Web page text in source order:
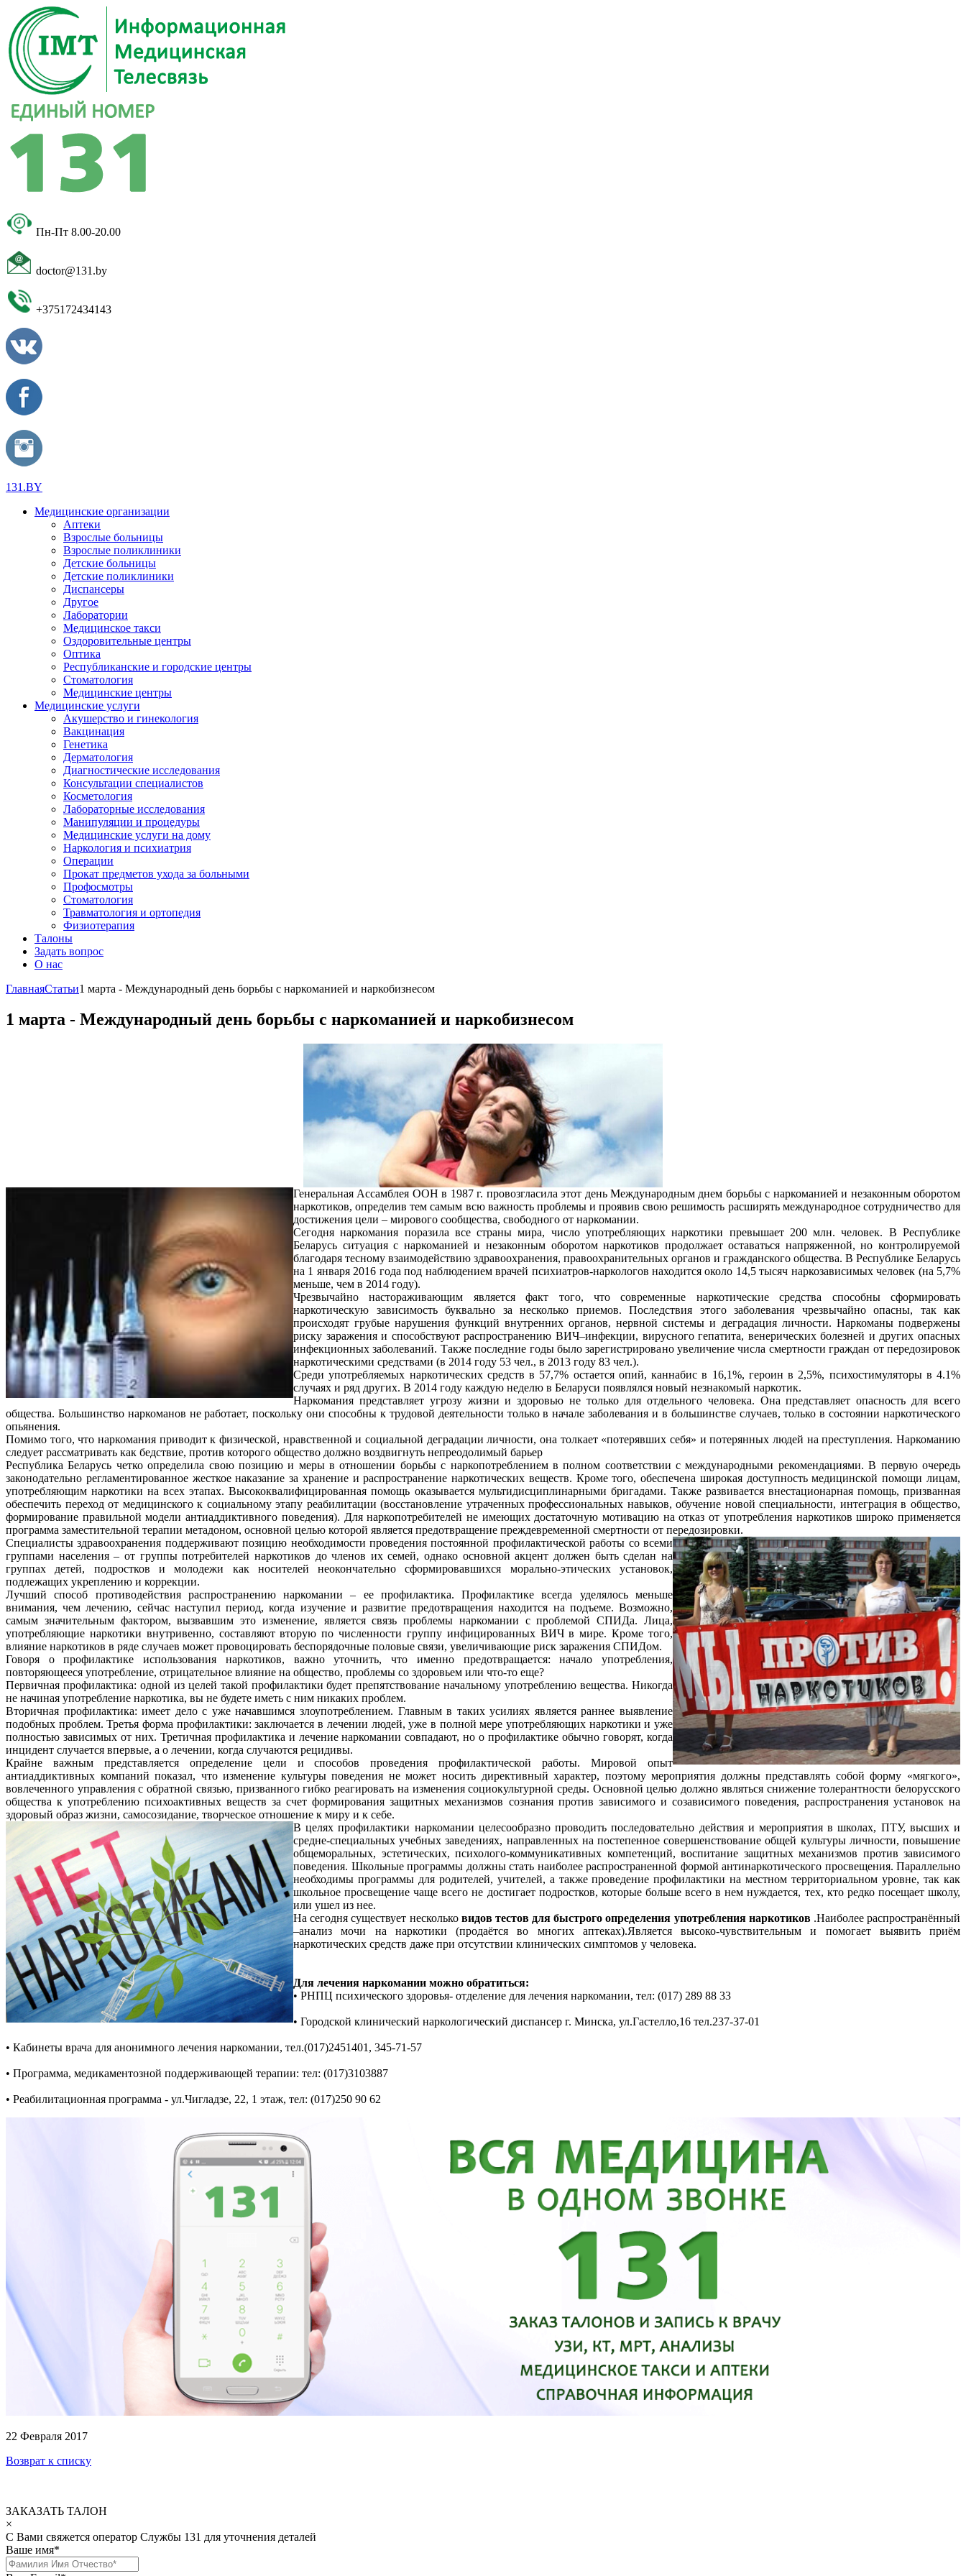
Пн-Пт 8.00-20.00
doctor@131.by
+375172434143
131.BY
Медицинские организации
Аптеки
Взрослые больницы
Взрослые поликлиники
Детские больницы
Детские поликлиники
Диспансеры
Другое
Лаборатории
Медицинское такси
Оздоровительные центры
Оптика
Республиканские и городские центры
Стоматология
Медицинские центры
Медицинские услуги
Акушерство и гинекология
Вакцинация
Генетика
Дерматология
Диагностические исследования
Консультации специалистов
Косметология
Лабораторные исследования
Манипуляции и процедуры
Медицинские услуги на дому
Наркология и психиатрия
Операции
Прокат предметов ухода за больными
Профосмотры
Стоматология
Травматология и ортопедия
Физиотерапия
Талоны
Задать вопрос
О нас
ГлавнаяСтатьи1 марта - Международный день борьбы с наркоманией и наркобизнесом
1 марта - Международный день борьбы с наркоманией и наркобизнесом
Генеральная Ассамблея ООН в 1987 г. провозгласила этот день Международным днем борьбы с наркоманией и незаконным оборотом
наркотиков, определив тем самым всю важность проблемы и проявив свою решимость расширять международное сотрудничество для
достижения цели – мирового сообщества, свободного от наркомании.
Сегодня наркомания поразила все страны мира, число употребляющих наркотики превышает 200 млн. человек. В Республике
Беларусь ситуация с наркоманией и незаконным оборотом наркотиков продолжает оставаться напряженной, но контролируемой
благодаря тесному взаимодействию здравоохранения, правоохранительных органов и гражданского общества. В Республике Беларусь
на 1 января 2016 года под наблюдением врачей психиатров-наркологов находится около 14,5 тысяч наркозависимых человек (на 5,7%
меньше, чем в 2014 году).
Чрезвычайно настораживающим является факт того, что современные наркотические средства способны сформировать
наркотическую зависимость буквально за несколько приемов. Последствия этого заболевания чрезвычайно опасны, так как
происходят грубые нарушения функций внутренних органов, нервной системы и деградация личности. Наркоманы подвержены
риску заражения и способствуют распространению ВИЧ–инфекции, вирусного гепатита, венерических болезней и других опасных
инфекционных заболеваний. Также последние годы было зарегистрировано увеличение числа смертности граждан от передозировок
наркотическими средствами (в 2014 году 53 чел., в 2013 году 83 чел.).
Среди употребляемых наркотических средств в 57,7% остается опий, каннабис в 16,1%, героин в 2,5%, психостимуляторы в 4.1%
случаях и ряд других. В 2014 году каждую неделю в Беларуси появлялся новый незнакомый наркотик.
Наркомания представляет угрозу жизни и здоровью не только для отдельного человека. Она представляет опасность для всего
общества. Большинство наркоманов не работает, поскольку они способны к трудовой деятельности только в начале заболевания и в большинстве случаев, только в состоянии наркотического
опьянения.
Помимо того, что наркомания приводит к физической, нравственной и социальной деградации личности, она толкает «потерявших себя» и потерянных людей на преступления. Наркоманию
следует рассматривать как бедствие, против которого общество должно воздвигнуть непреодолимый барьер
Республика Беларусь четко определила свою позицию и меры в отношении борьбы с наркопотреблением в полном соответствии с международными рекомендациями. В первую очередь
законодательно регламентированное жесткое наказание за хранение и распространение наркотических веществ. Кроме того, обеспечена широкая доступность медицинской помощи лицам,
употребляющим наркотики на всех этапах. Высококвалифицированная помощь оказывается мультидисциплинарными бригадами. Также развивается внестационарная помощь, призванная
обеспечить переход от медицинского к социальному этапу реабилитации (восстановление утраченных профессиональных навыков, обучение новой специальности, интеграция в общество,
формирование правильной модели антиаддиктивного поведения). Для наркопотребителей не имеющих достаточную мотивацию на отказ от употребления наркотиков широко применяется
программа заместительной терапии метадоном, основной целью которой является предотвращение преждевременной смертности от передозировки.
Специалисты здравоохранения поддерживают позицию необходимости проведения постоянной профилактической работы со всеми
группами населения – от группы потребителей наркотиков до членов их семей, однако основной акцент должен быть сделан на
группах детей, подростков и молодежи как носителей неокончательно сформировавшихся морально-этических установок,
подлежащих укреплению и коррекции.
Лучший способ противодействия распространению наркомании – ее профилактика. Профилактике всегда уделялось меньше
внимания, чем лечению, сейчас наступил период, когда изучение и развитие предотвращения находится на подъеме. Возможно,
самым значительным фактором, вызвавшим это изменение, является связь проблемы наркомании с проблемой СПИДа. Лица,
употребляющие наркотики внутривенно, составляют вторую по численности группу инфицированных ВИЧ в мире. Кроме того,
влияние наркотиков в ряде случаев может провоцировать беспорядочные половые связи, увеличивающие риск заражения СПИДом.
Говоря о профилактике использования наркотиков, важно уточнить, что именно предотвращается: начало употребления,
повторяющееся употребление, отрицательное влияние на общество, проблемы со здоровьем или что-то еще?
Первичная профилактика: одной из целей такой профилактики будет препятствование начальному употреблению вещества. Никогда
не начиная употребление наркотика, вы не будете иметь с ним никаких проблем.
Вторичная профилактика: имеет дело с уже начавшимся злоупотреблением. Главным в таких усилиях является раннее выявление
подобных проблем. Третья форма профилактики: заключается в лечении людей, уже в полной мере употребляющих наркотики и уже
полностью зависимых от них. Третичная профилактика и лечение наркомании совпадают, но о профилактике обычно говорят, когда
инцидент случается впервые, а о лечении, когда случаются рецидивы.
Крайне важным представляется определение цели и способов проведения профилактической работы. Мировой опыт
антиаддиктивных компаний показал, что изменение культуры поведения не может носить директивный характер, поэтому мероприятия должны представлять собой форму «мягкого»,
вовлеченного управления с обратной связью, призванного гибко реагировать на изменения социокультурной среды. Основной целью должно являться снижение толерантности белорусского
общества к употреблению психоактивных веществ за счет формирования защитных механизмов сознания против зависимого и созависимого поведения, распространения установок на
здоровый образ жизни, самосозидание, творческое отношение к миру и к себе.
В целях профилактики наркомании целесообразно проводить последовательно действия и мероприятия в школах, ПТУ, высших и
средне-специальных учебных заведениях, направленных на постепенное совершенствование общей культуры личности, повышение
общеморальных, эстетических, психолого-коммуникативных компетенций, воспитание защитных механизмов против зависимого
поведения. Школьные программы должны стать наиболее распространенной формой антинаркотического просвещения. Параллельно
необходимы программы для родителей, учителей, а также проведение профилактики на местном территориальном уровне, так как
школьное просвещение чаще всего не достигает подростков, которые больше всего в нем нуждается, тех, кто редко посещает школу,
или ушел из нее.
На сегодня существует несколько видов тестов для быстрого определения употребления наркотиков.Наиболее распространённый
–анализ мочи на наркотики (продаётся во многих аптеках).Является высоко-чувствительным и помогает выявить приём
наркотических средств даже при отсутствии клинических симптомов у человека.
Для лечения наркомании можно обратиться:
• РНПЦ психического здоровья- отделение для лечения наркомании, тел: (017) 289 88 33
• Городской клинический наркологический диспансер г. Минска, ул.Гастелло,16 тел.237-37-01
• Кабинеты врача для анонимного лечения наркомании, тел.(017)2451401, 345-71-57
• Программа, медикаментозной поддерживающей терапии: тел: (017)3103887
• Реабилитационная программа - ул.Чигладзе, 22, 1 этаж, тел: (017)250 90 62
22 Февраля 2017
Возврат к списку
ЗАКАЗАТЬ ТАЛОН
×
С Вами свяжется оператор Службы 131 для уточнения деталей
Ваше имя*